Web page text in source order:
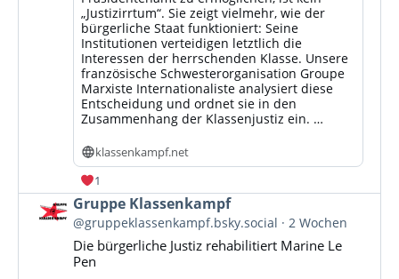
„Justizirrtum“. Sie zeigt vielmehr, wie der
bürgerliche Staat funktioniert: Seine
Institutionen verteidigen letztlich die
Interessen der herrschenden Klasse. Unsere
französische Schwesterorganisation Groupe
Marxiste Internationaliste analysiert diese
Entscheidung und ordnet sie in den
Zusammenhang der Klassenjustiz ein. …
klassenkampf.net
1
Beitrag
von
Gruppe
Klassenkampf
Gruppe Klassenkampf
@gruppeklassenkampf.bsky.social 2 Wochen
Die bürgerliche Justiz rehabilitiert Marine Le
Pen